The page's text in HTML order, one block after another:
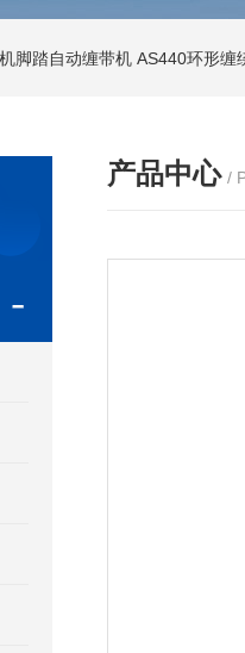
脚踏自动缠带机 AS440环形缠
产品中心 /